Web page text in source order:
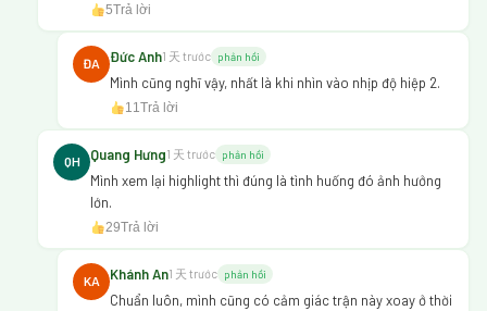
5Trả lời
ĐA Đức Anh1 天 trước phản hồi
Mình cũng nghĩ vậy, nhất là khi nhìn vào nhịp độ hiệp 2.
11 Trả lời
QH Quang Hưng1 天 trước phản hồi
Mình xem lại highlight thì đúng là tình huống đó ảnh hưởng
lớn.
29Trả lời
KA Khánh An1 天 trước phản hồi
Chuẩn luôn, mình cũng có cảm giác trận này xoay ở thời